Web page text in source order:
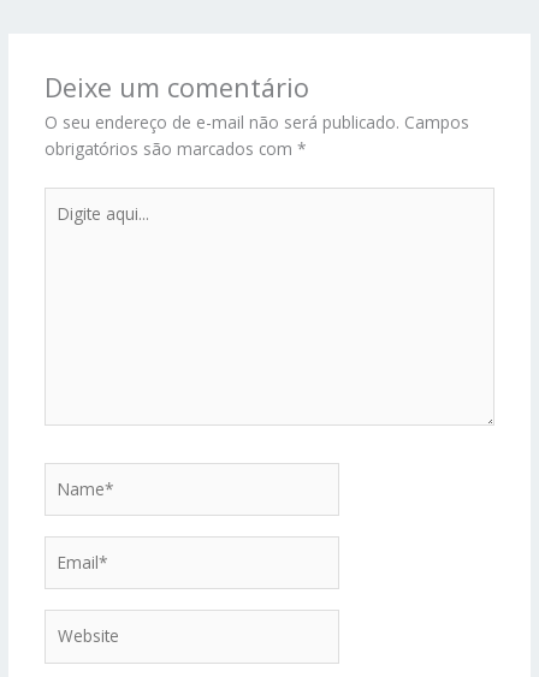
Deixe um comentário
O seu endereço de e-mail não será publicado. Campos
obrigatórios são marcados com *
aqui...